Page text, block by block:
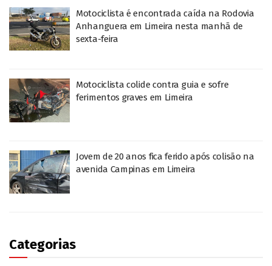
Motociclista é encontrada caída na Rodovia
Anhanguera em Limeira nesta manhã de
sexta-feira
Motociclista colide contra guia e sofre
ferimentos graves em Limeira
Jovem de 20 anos fica ferido após colisão na
avenida Campinas em Limeira
Categorias